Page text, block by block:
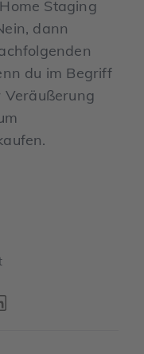
Staging
dann
du im Begriff
Veräußerung